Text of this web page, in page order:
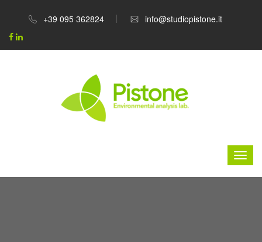
+39 095 362824 info@studiopistone.it